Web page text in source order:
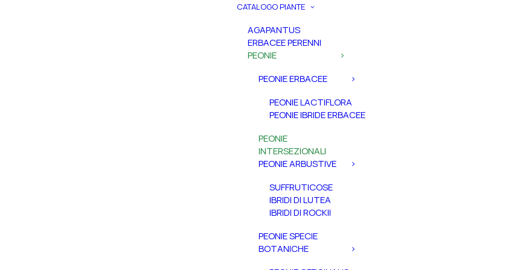
CATALOGO PIANTE
AGAPANTUS
ERBACEE PERENNI
PEONIE
PEONIE ERBACEE
PEONIE LACTIFLORA
PEONIE IBRIDE ERBACEE
PEONIE
INTERSEZIONALI
PEONIE ARBUSTIVE
SUFFRUTICOSE
IBRIDI DI LUTEA
IBRIDI DI ROCKII
PEONIE SPECIE
BOTANICHE